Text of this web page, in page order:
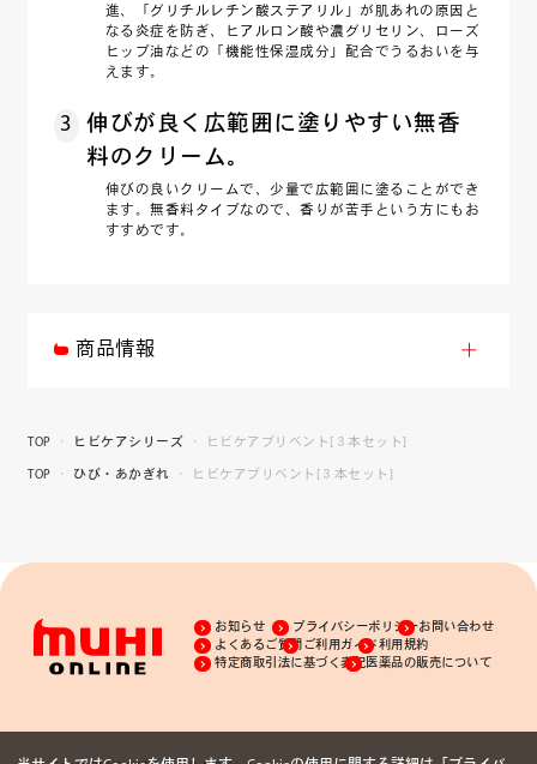
進、「グリチルレチン酸ステアリル」が肌あれの原因と
なる炎症を防ぎ、ヒアルロン酸や濃グリセリン、ローズ
ヒップ油などの「機能性保湿成分」配合でうるおいを与
えます。
3
伸びが良く広範囲に塗りやすい無香
料のクリーム。
伸びの良いクリームで、少量で広範囲に塗ることができ
ます。無香料タイプなので、香りが苦手という方にもお
すすめです。
商品情報
TOP ヒビケアシリーズ ヒビケアプリベント[３本セット]
TOP ひび・あかぎれ ヒビケアプリベント[３本セット]
お知らせ
よくあるご質問
プライバシーポリシーお問い合わせ
特定商取引法に基づく表記医薬品の販売について
ご利用ガイド利用規約